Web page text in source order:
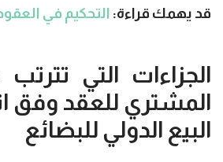
قد يهمك قراءة: التحكيم في
الجزاءات التي
المشتري للعقد وفق
البيع الدولي للبضائع